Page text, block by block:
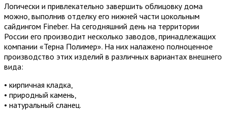
Логически и привлекательно завершить облицовку дома
можно, выполнив отделку его нижней части цокольным
сайдингом Fineber. На сегодняшний день на территории
России его производит несколько заводов, принадлежащих
компании «Терна Полимер». На них налажено полноценное
производство этих изделий в различных вариантах внешнего
вида:
• кирпичная кладка,
• природный камень,
• натуральный сланец.